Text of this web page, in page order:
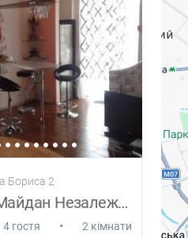
Бориса 2
З видом на Майдан Незалежності 2кім.
4 гостя • 2 кімнати